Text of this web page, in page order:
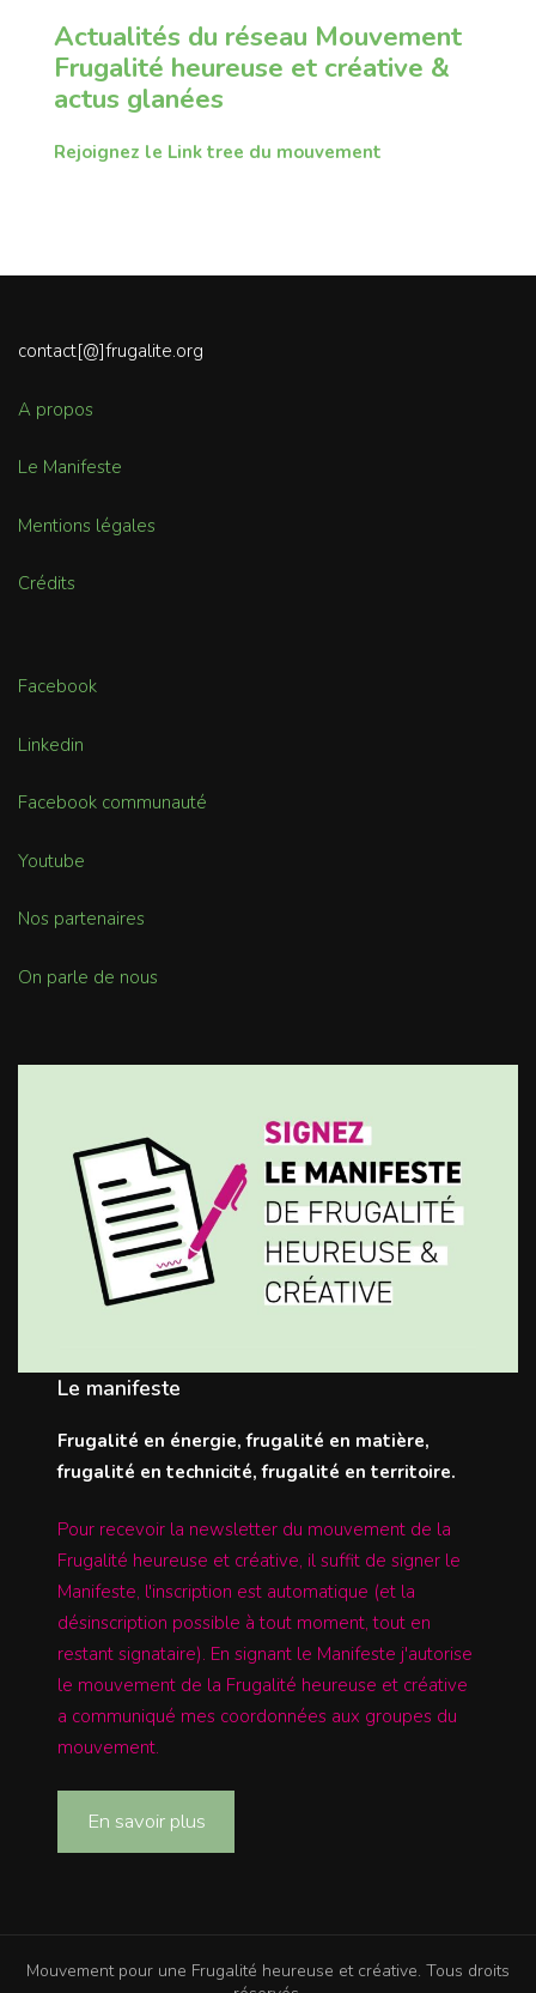
Actualités du réseau Mouvement
Frugalité heureuse et créative &
actus glanées
Rejoignez le Link tree du mouvement
contact[@]frugalite.org
A propos
Le Manifeste
Mentions légales
Crédits
Facebook
Linkedin
Facebook communauté
Youtube
Nos partenaires
On parle de nous
Le manifeste
Frugalité en énergie, frugalité en matière,
frugalité en technicité, frugalité en territoire.
Pour recevoir la newsletter du mouvement de la
Frugalité heureuse et créative, il suffit de signer le
Manifeste, l'inscription est automatique (et la
désinscription possible à tout moment, tout en
restant signataire). En signant le Manifeste j'autorise
le mouvement de la Frugalité heureuse et créative
a communiqué mes coordonnées aux groupes du
mouvement.
En savoir plus
Mouvement pour une Frugalité heureuse et créative. Tous droits